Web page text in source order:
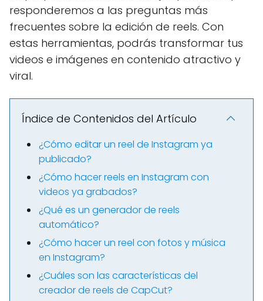
responderemos a las preguntas más
frecuentes sobre la edición de reels. Con
estas herramientas, podrás transformar tus
videos e imágenes en contenido atractivo y
viral.
Índice de Contenidos del Artículo
¿Cómo editar un reel de Instagram ya
publicado?
¿Cómo hacer reels en Instagram con
videos ya grabados?
¿Qué es un generador de reels
automático?
¿Cómo hacer un reel con fotos y música
en Instagram?
¿Cuáles son las características del
creador de reels de CapCut?